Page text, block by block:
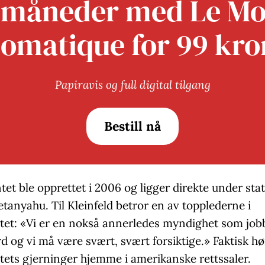
med Le
for 99
Papiravis og full digital tilgang
Bestill nå
ble opprettet i 2006 og ligger direkte under
Til Kleinfeld betror en av topplederne i
«Vi er en nokså annerledes myndighet som
og vi må være svært, svært forsiktige.» Faktisk
gjerninger hjemme i amerikanske rettssaler.